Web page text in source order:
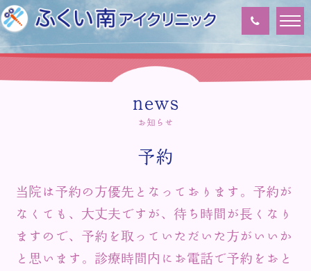
news
お知らせ
予約
当院は予約の方優先となっております。予約が
なくても、大丈夫ですが、待ち時間が長くなり
ますので、予約を取っていただいた方がいいか
と思います。診療時間内にお電話で予約をおと